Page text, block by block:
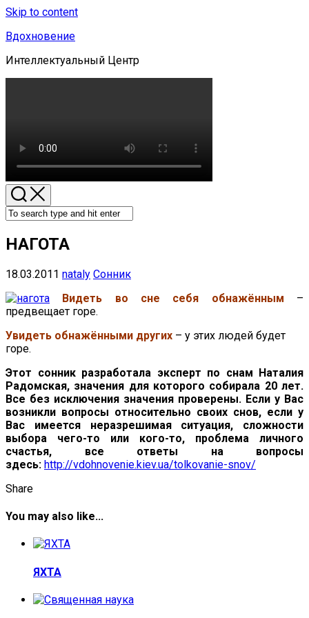
Skip to content
Вдохновение
Интеллектуальный Центр
НАГОТА
18.03.2011 nataly Сонник
Видеть во сне себя обнажённым –
предвещает горе.
Увидеть обнажёнными других – у этих людей будет
горе.
Этот сонник разработала эксперт по снам Наталия
Радомская, значения для которого собирала 20 лет.
Все без исключения значения проверены. Если у Вас
возникли вопросы относительно своих снов, если у
Вас имеется неразрешимая ситуация, сложности
выбора чего-то или кого-то, проблема личного
счастья, все ответы на вопросы
здесь: http://vdohnovenie.kiev.ua/tolkovanie-snov/
Share
You may also like...
ЯХТА